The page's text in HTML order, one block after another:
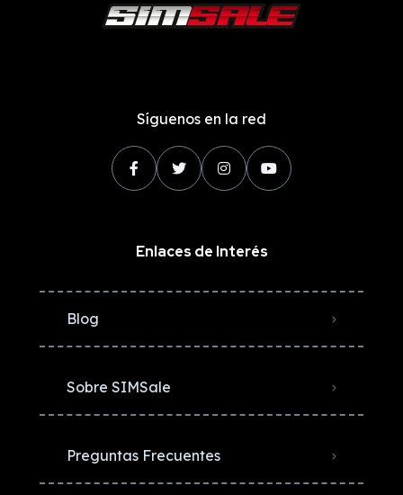
Síguenos en la red
Enlaces de Interés
Blog
Sobre SIMSale
Preguntas Frecuentes